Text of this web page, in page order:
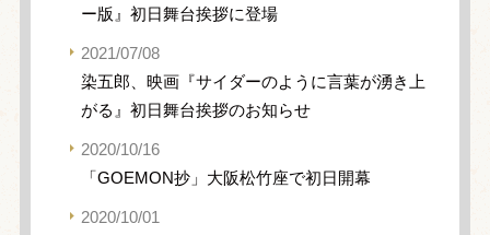
ー版』初日舞台挨拶に登場
2021/07/08
染五郎、映画『サイダーのように言葉が湧き上
がる』初日舞台挨拶のお知らせ
2020/10/16
「GOEMON抄」大阪松竹座で初日開幕
2020/10/01